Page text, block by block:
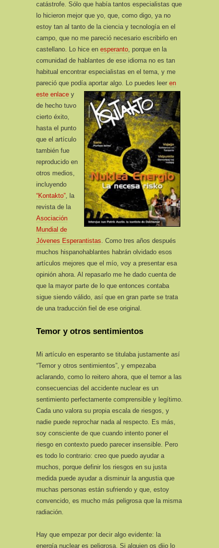
catástrofe. Sólo que había tantos especialistas que
lo hicieron mejor que yo, que, como digo, ya no
estoy tan al tanto de la ciencia y tecnología en el
campo, que no me pareció necesario escribirlo en
castellano. Lo hice en esperanto, porque en la
comunidad de hablantes de ese idioma no es tan
habitual encontrar especialistas en el tema, y me
pareció que podía aportar algo. Lo puedes leer en
este enlace y
de hecho tuvo
cierto éxito,
hasta el punto
que el artículo
también fue
reproducido en
otros medios,
incluyendo
“Kontakto”, la
revista de la
Asociación
Mundial de
Jóvenes Esperantistas. Como tres años después
muchos hispanohablantes habrán olvidado esos
artículos mejores que el mío, voy a presentar esa
opinión ahora. Al repasarlo me he dado cuenta de
que la mayor parte de lo que entonces contaba
sigue siendo válido, así que en gran parte se trata
de una traducción fiel de ese original.
Temor y otros sentimientos
Mi artículo en esperanto se titulaba justamente así
“Temor y otros sentimientos”, y empezaba
aclarando, como lo reitero ahora, que el temor a las
consecuencias del accidente nuclear es un
sentimiento perfectamente comprensible y legítimo.
Cada uno valora su propia escala de riesgos, y
nadie puede reprochar nada al respecto. Es más,
soy consciente de que cuando intento poner el
riesgo en contexto puedo parecer insensible. Pero
es todo lo contrario: creo que puedo ayudar a
muchos, porque definir los riesgos en su justa
medida puede ayudar a disminuir la angustia que
muchas personas están sufriendo y que, estoy
convencido, es mucho más peligrosa que la misma
radiación.
Hay que empezar por decir algo evidente: la
energía nuclear es peligrosa. Si alguien os dijo lo